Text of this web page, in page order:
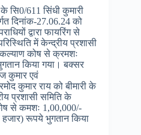
सि0/611 सिंधी कुमारी
दिनांक-27.06.24 को
द्वारा फायरिंग से
में केन्द्रीय प्रशासी
कल्याण कोष से क्रमशः
किया गया। बक्सर
कुमार एवं
कुमार राय को बीमारी के
प्रशासी समिति के
से कमशः 1,00,000/-
रूपये भुगतान किया